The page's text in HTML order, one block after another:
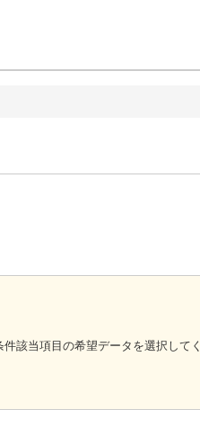
該当項目の希望データを選択して